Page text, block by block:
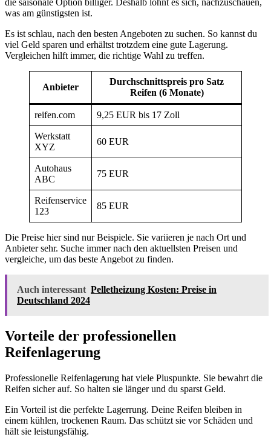
die saisonale Option billiger. Deshalb lohnt es sich, nachzuschauen,
was am günstigsten ist.
Es ist schlau, nach den besten Angeboten zu suchen. So kannst du
viel Geld sparen und erhältst trotzdem eine gute Lagerung.
Vergleichen hilft immer, die richtige Wahl zu treffen.
Anbieter
Durchschnittspreis pro Satz
Reifen (6 Monate)
reifen.com 9,25 EUR bis 17 Zoll
Werkstatt
XYZ
60 EUR
Autohaus
ABC
75 EUR
Reifenservice
123
85 EUR
Die Preise hier sind nur Beispiele. Sie variieren je nach Ort und
Anbieter sehr. Suche immer nach den aktuellsten Preisen und
vergleiche, um das beste Angebot zu finden.
Auch interessant Pelletheizung Kosten: Preise in
Deutschland 2024
Vorteile der professionellen
Reifenlagerung
Professionelle Reifenlagerung hat viele Pluspunkte. Sie bewahrt die
Reifen sicher auf. So halten sie länger und du sparst Geld.
Ein Vorteil ist die perfekte Lagerrung. Deine Reifen bleiben in
einem kühlen, trockenen Raum. Das schützt sie vor Schäden und
hält sie leistungsfähig.